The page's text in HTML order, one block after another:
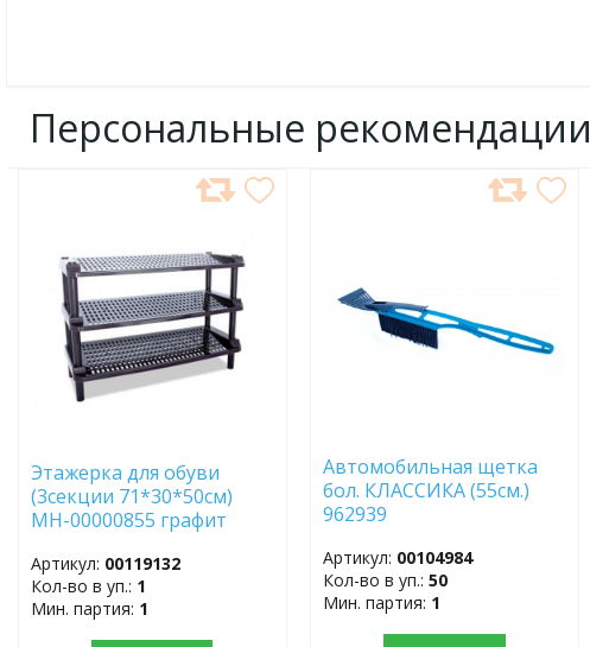
Персональные рекомендации
Этажерка для обуви
(3секции 71*30*50см)
МН-00000855 графит
Артикул: 00119132
Кол-во в уп.: 1
Мин. партия: 1
Автомобильная щетка
бол. КЛАССИКА (55см.)
962939
Артикул: 00104984
Кол-во в уп.:50
Мин. партия: 1